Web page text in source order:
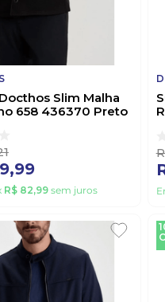
Slim Malha
658 436370 Preto
,99
R$ 82,99sem juros